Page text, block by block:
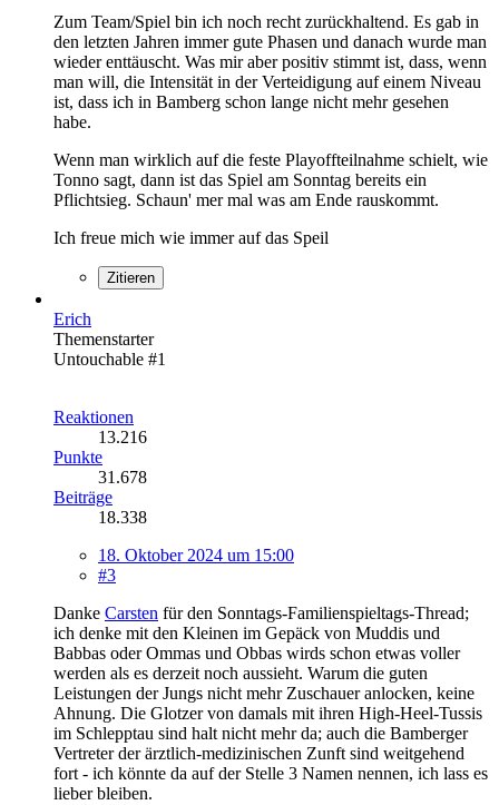
Zum Team/Spiel bin ich noch recht zurückhaltend. Es gab in
den letzten Jahren immer gute Phasen und danach wurde man
wieder enttäuscht. Was mir aber positiv stimmt ist, dass, wenn
man will, die Intensität in der Verteidigung auf einem Niveau
ist, dass ich in Bamberg schon lange nicht mehr gesehen
habe.
Wenn man wirklich auf die feste Playoffteilnahme schielt, wie
Tonno sagt, dann ist das Spiel am Sonntag bereits ein
Pflichtsieg. Schaun' mer mal was am Ende rauskommt.
Ich freue mich wie immer auf das Speil
Zitieren
Erich
Themenstarter
Untouchable #1
Reaktionen
13.216
Punkte
31.678
Beiträge
18.338
18. Oktober 2024 um 15:00
#3
Danke Carsten für den Sonntags-Familienspieltags-Thread;
ich denke mit den Kleinen im Gepäck von Muddis und
Babbas oder Ommas und Obbas wirds schon etwas voller
werden als es derzeit noch aussieht. Warum die guten
Leistungen der Jungs nicht mehr Zuschauer anlocken, keine
Ahnung. Die Glotzer von damals mit ihren High-Heel-Tussis
im Schlepptau sind halt nicht mehr da; auch die Bamberger
Vertreter der ärztlich-medizinischen Zunft sind weitgehend
fort - ich könnte da auf der Stelle 3 Namen nennen, ich lass es
lieber bleiben.